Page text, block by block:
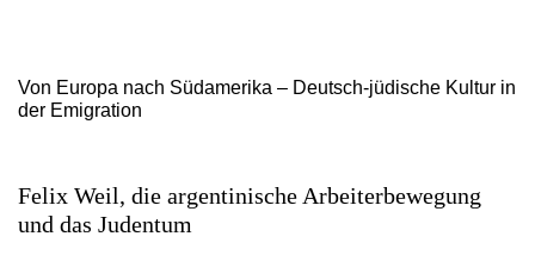
Von Europa nach Südamerika – Deutsch-jüdische Kultur in
der Emigration
Felix Weil, die argentinische Arbeiterbewegung
und das Judentum